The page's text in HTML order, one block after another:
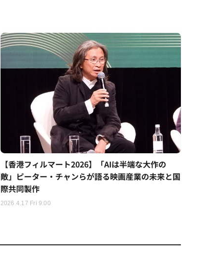
【香港フィルマート2026】「AIは半端な大作の
敵」ピーター・チャンらが語る映画産業の未来と国
際共同製作
2026.4.17 Fri 9:00